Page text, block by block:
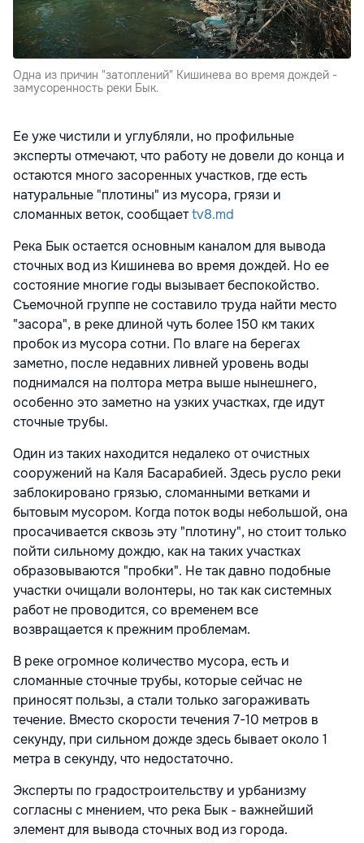
Одна из причин "затоплений" Кишинева во время дождей -
замусоренность реки Бык.
Ее уже чистили и углубляли, но профильные
эксперты отмечают, что работу не довели до конца и
остаются много засоренных участков, где есть
натуральные "плотины" из мусора, грязи и
сломанных веток, сообщаетtv8.md
Река Бык остается основным каналом для вывода
сточных вод из Кишинева во время дождей. Но ее
состояние многие годы вызывает беспокойство.
Съемочной группе не составило труда найти место
"засора", в реке длиной чуть более 150 км таких
пробок из мусора сотни. По влаге на берегах
заметно, после недавних ливней уровень воды
поднимался на полтора метра выше нынешнего,
особенно это заметно на узких участках, где идут
сточные трубы.
Один из таких находится недалеко от очистных
сооружений на Каля Басарабией. Здесь русло реки
заблокировано грязью, сломанными ветками и
бытовым мусором. Когда поток воды небольшой, она
просачивается сквозь эту "плотину", но стоит только
пойти сильному дождю, как на таких участках
образовываются "пробки". Не так давно подобные
участки очищали волонтеры, но так как системных
работ не проводится, со временем все
возвращается к прежним проблемам.
В реке огромное количество мусора, есть и
сломанные сточные трубы, которые сейчас не
приносят пользы, а стали только загораживать
течение. Вместо скорости течения 7-10 метров в
секунду, при сильном дожде здесь бывает около 1
метра в секунду, что недостаточно.
Эксперты по градостроительству и урбанизму
согласны с мнением, что река Бык - важнейший
элемент для вывода сточных вод из города.